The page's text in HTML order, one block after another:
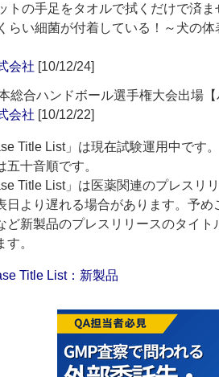
トの手足をタオルで拭くだけで済
らい細菌が付着している！～犬の
会社 [10/12/24]
総合ハンドボール選手権大会出場【
会社 [10/12/22]
Title List」は現在試験運用中です。
五十音順です。
Title List」は医薬関連のプレスリ
日より遅れる場合があります。予め
ど新製品のプレスリリースのタイ
。
Title List：新製品